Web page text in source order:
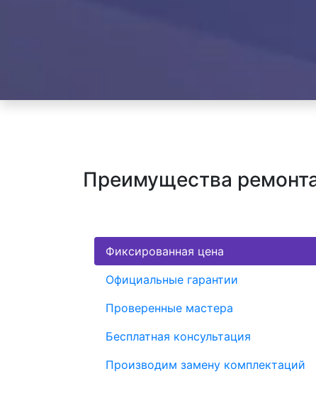
Преимущества
Фиксированная цена
Официальные гарантии
Проверенные мастера
Бесплатная консультация
Производим замену комплектаций